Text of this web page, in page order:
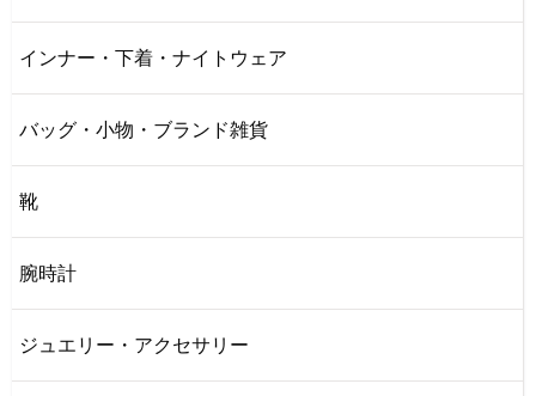
インナー・下着・ナイトウェア
バッグ・小物・ブランド雑貨
靴
腕時計
ジュエリー・アクセサリー